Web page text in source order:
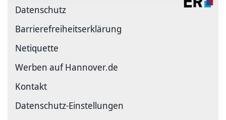
Datenschutz
Barriere­freiheits­erklärung
Netiquette
Werben auf Hannover.de
Kontakt
Datenschutz-Einstellungen